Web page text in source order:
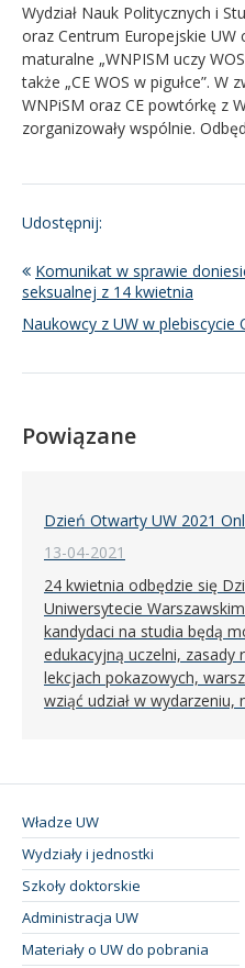
Wydział Nauk Politycznych i
oraz Centrum Europejskie UW
maturalne „WNPISM uczy
także „CE WOS w pigułce”. W
WNPiSM oraz CE powtórkę z
zorganizowały wspólnie.
Udostępnij:
Komunikat w sprawie
seksualnej z 14 kwietnia
Naukowcy z UW w plebiscycie
Powiązane
Dzień Otwarty UW 2021
13-04-2021
24 kwietnia odbędzie się
Uniwersytecie
kandydaci na studia będą
edukacyjną uczelni, zasady
lekcjach pokazowych,
wziąć udział w wydarzeniu,
Władze UW
Wydziały i jednostki
Szkoły doktorskie
Administracja UW
Materiały o UW do pobrania